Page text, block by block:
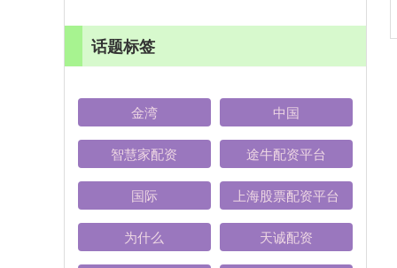
话题标签
金湾 中国
智慧家配资 途牛配资平台
国际 上海股票配资平台
为什么 天诚配资